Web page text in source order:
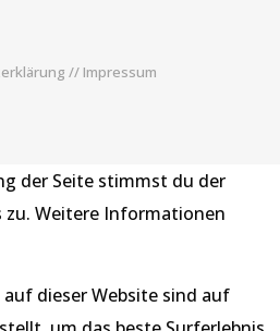
// Impressum
der Seite stimmst du der
zu. Weitere Informationen
dieser Website sind auf